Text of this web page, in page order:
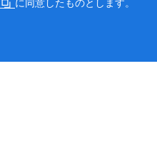
に同意したものとします。